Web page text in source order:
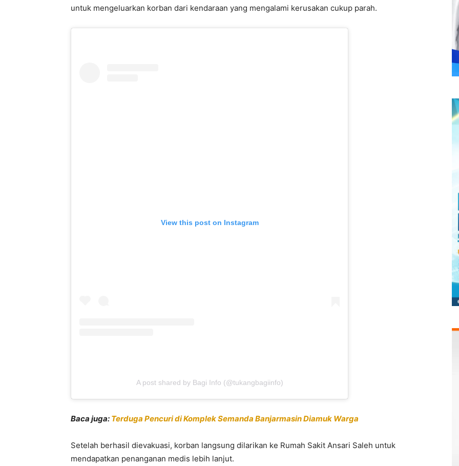
untuk mengeluarkan korban dari kendaraan yang mengalami kerusakan cukup parah.
View this post on Instagram
A post shared by Bagi Info (@tukangbagiinfo)
Baca juga: Terduga Pencuri di Komplek Semanda Banjarmasin Diamuk Warga
Setelah berhasil dievakuasi, korban langsung dilarikan ke Rumah Sakit Ansari Saleh untuk
mendapatkan penanganan medis lebih lanjut.